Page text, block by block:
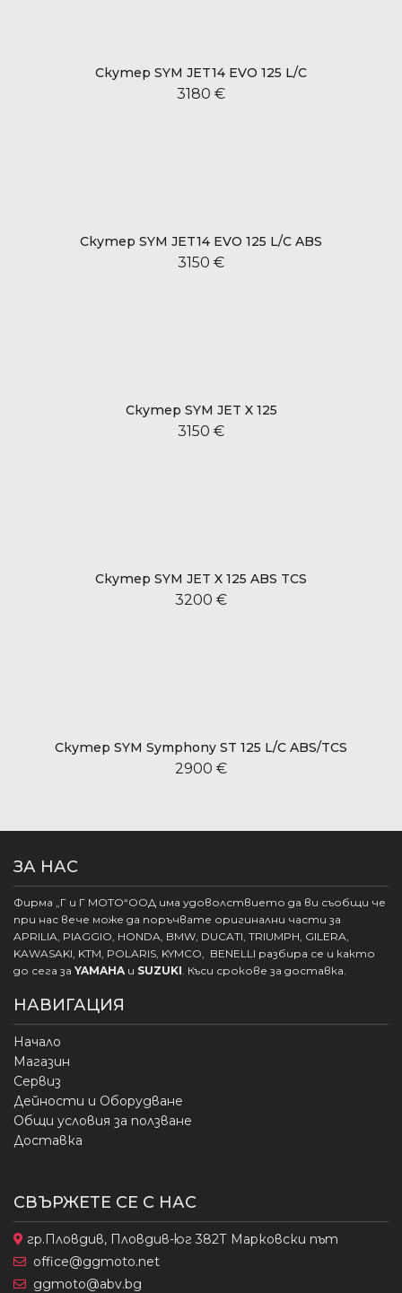
Скутер SYM JET14 EVO 125 L/C
3180 €
Скутер SYM JET14 EVO 125 L/C ABS
3150 €
Скутер SYM JET X 125
3150 €
Скутер SYM JET X 125 ABS TCS
3200 €
Скутер SYM Symphony ST 125 L/C ABS/TCS
2900 €
ЗА НАС
Фирма „Г и Г МОТО“ООД има удоволствието да ви съобщи че
при нас вече може да поръчвате оригинални части за
APRILIA, PIAGGIO, HONDA, BMW, DUCATI, TRIUMPH, GILERA,
KAWASAKI, KTM, POLARIS, KYMCO, BENELLI разбира се и както
до сега за YAMAHA и SUZUKI. Къси срокове за доставка.
НАВИГАЦИЯ
Начало
Магазин
Сервиз
Дейности и Оборудване
Общи условия за ползване
Доставка
СВЪРЖЕТЕ СЕ С НАС
гр.Пловдив, Пловдив-юг 382Т Марковски път
office@ggmoto.net
ggmoto@abv.bg